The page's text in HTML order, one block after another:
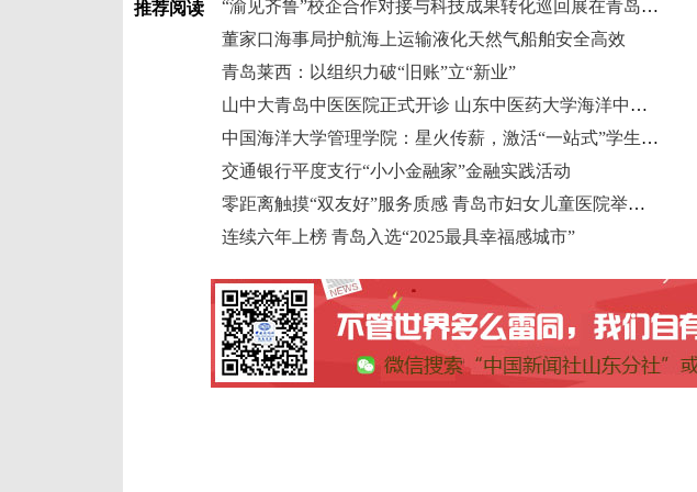
推荐阅读
“渝见齐鲁”校企合作对接与科技成果转化巡回展在青岛大学举行
董家口海事局护航海上运输液化天然气船舶安全高效
青岛莱西：以组织力破“旧账”立“新业”
山中大青岛中医医院正式开诊 山东中医药大学海洋中药研究院揭牌
中国海洋大学管理学院：星火传薪，激活“一站式”学生社区党建新动能
交通银行平度支行“小小金融家”金融实践活动
零距离触摸“双友好”服务质感 青岛市妇女儿童医院举行开放日活动
连续六年上榜 青岛入选“2025最具幸福感城市”